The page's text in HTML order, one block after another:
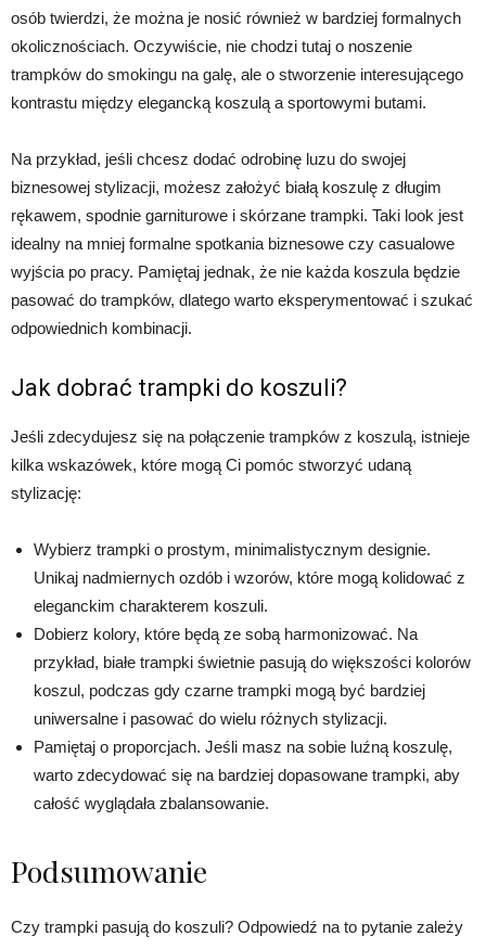
osób twierdzi, że można je nosić również w bardziej formalnych
okolicznościach. Oczywiście, nie chodzi tutaj o noszenie
trampków do smokingu na galę, ale o stworzenie interesującego
kontrastu między elegancką koszulą a sportowymi butami.
Na przykład, jeśli chcesz dodać odrobinę luzu do swojej
biznesowej stylizacji, możesz założyć białą koszulę z długim
rękawem, spodnie garniturowe i skórzane trampki. Taki look jest
idealny na mniej formalne spotkania biznesowe czy casualowe
wyjścia po pracy. Pamiętaj jednak, że nie każda koszula będzie
pasować do trampków, dlatego warto eksperymentować i szukać
odpowiednich kombinacji.
Jak dobrać trampki do koszuli?
Jeśli zdecydujesz się na połączenie trampków z koszulą, istnieje
kilka wskazówek, które mogą Ci pomóc stworzyć udaną
stylizację:
Wybierz trampki o prostym, minimalistycznym designie.
Unikaj nadmiernych ozdób i wzorów, które mogą kolidować z
eleganckim charakterem koszuli.
Dobierz kolory, które będą ze sobą harmonizować. Na
przykład, białe trampki świetnie pasują do większości kolorów
koszul, podczas gdy czarne trampki mogą być bardziej
uniwersalne i pasować do wielu różnych stylizacji.
Pamiętaj o proporcjach. Jeśli masz na sobie luźną koszulę,
warto zdecydować się na bardziej dopasowane trampki, aby
całość wyglądała zbalansowanie.
Podsumowanie
Czy trampki pasują do koszuli? Odpowiedź na to pytanie zależy